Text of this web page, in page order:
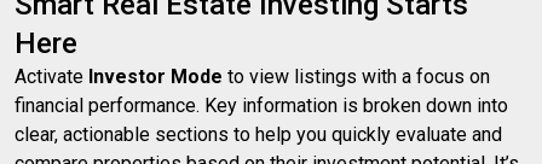
Here
Activate Investor Mode to view listings with a focus on
financial performance. Key information is broken down into
clear, actionable sections to help you quickly evaluate and